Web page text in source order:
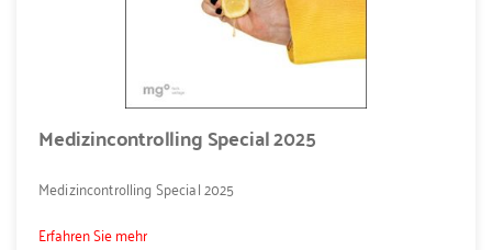
Medizincontrolling Special 2025
Medizincontrolling Special 2025
Erfahren Sie mehr